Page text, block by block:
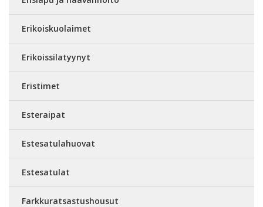
Erikoiskuolaimet
Erikoissilatyynyt
Eristimet
Esteraipat
Estesatulahuovat
Estesatulat
Farkkuratsastushousut